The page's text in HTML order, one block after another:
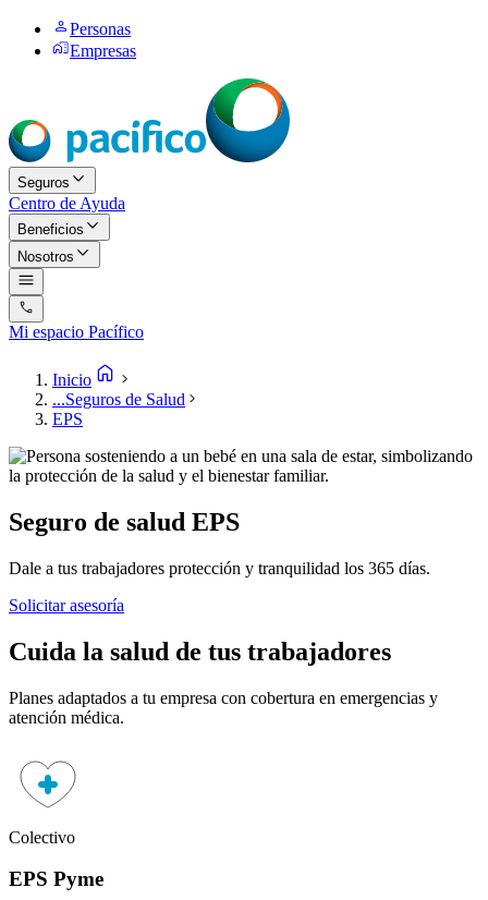
Personas
Empresas
Seguros
Centro de Ayuda
Beneficios
Nosotros
Mi espacio Pacífico
Inicio
...Seguros de Salud
EPS
Seguro de salud EPS
Dale a tus trabajadores protección y tranquilidad los 365 días.
Solicitar asesoría
Cuida la salud de tus trabajadores
Planes adaptados a tu empresa con cobertura en emergencias y
atención médica.
Colectivo
EPS Pyme